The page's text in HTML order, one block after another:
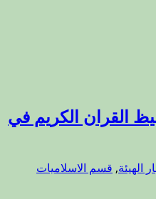
القران الكريم في
الهيئة, قسم الاسلاميات